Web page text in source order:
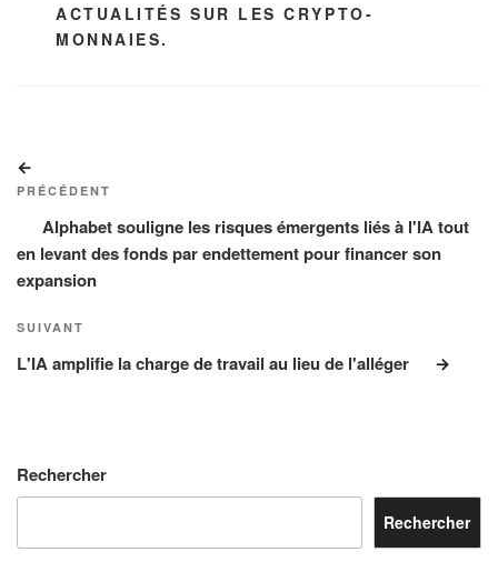
CATÉGORIES
ACTUALITÉS SUR LES CRYPTO-
MONNAIES.
de
l’article
précédent
PRÉCÉDENT
Alphabet souligne les risques émergents liés à l'IA tout
en levant des fonds par endettement pour financer son
expansion
Article
suivant
SUIVANT
L'IA amplifie la charge de travail au lieu de l'alléger
Rechercher
Rechercher